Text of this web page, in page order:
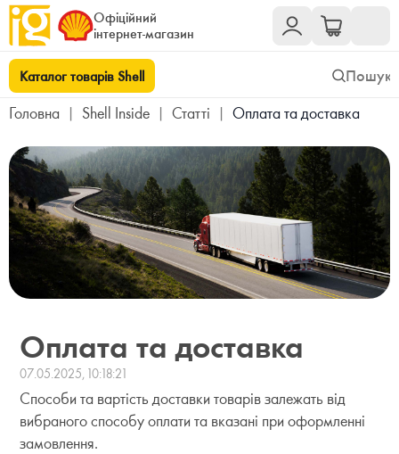
Офіційний
інтернет-магазин
Каталог товарів Shell
Головна | Shell Inside | Cтатті | Оплата та доставка
Оплата та доставка
07.05.2025, 10:18:21
Способи та вартість доставки товарів залежать від
вибраного способу оплати та вказані при оформленні
замовлення.